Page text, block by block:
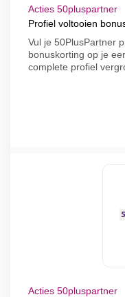
Acties 50pluspartner
Profiel voltooien
Vul je 50PlusPartner
bonuskorting op je
complete profiel
Acties 50pluspartner